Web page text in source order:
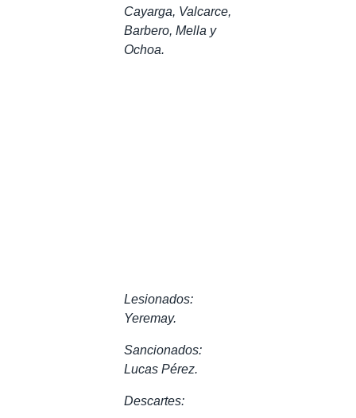
Cayarga, Valcarce,
Barbero, Mella y
Ochoa.
Lesionados:
Yeremay.
Sancionados:
Lucas Pérez.
Descartes: